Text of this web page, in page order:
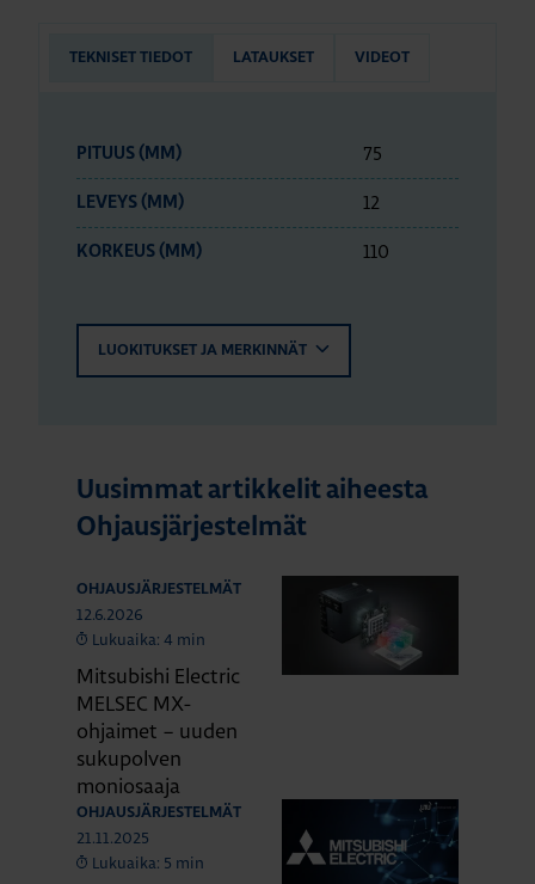
TEKNISET TIEDOT LATAUKSET VIDEOT
PITUUS (MM) 75
LEVEYS (MM) 12
KORKEUS (MM) 110
LUOKITUKSET JA MERKINNÄT
Uusimmat artikkelit aiheesta
Ohjausjärjestelmät
OHJAUSJÄRJESTELMÄT
12.6.2026
Lukuaika: 4 min
Mitsubishi Electric
MELSEC MX-
ohjaimet – uuden
sukupolven
moniosaaja
OHJAUSJÄRJESTELMÄT
21.11.2025
Lukuaika: 5 min